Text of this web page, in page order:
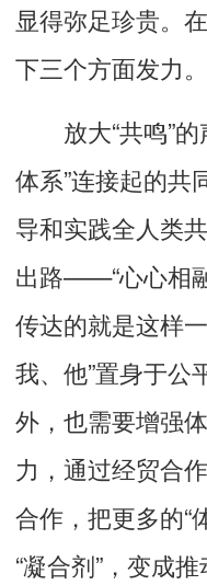
显得弥足珍贵。
下三个方面发力。
放大“共鸣”的
体系”连接起的共
导和实践全人类
出路——“心心相
传达的就是这样
我、他”置身于公
外，也需要增强
力，通过经贸合
合作，把更多的“
“凝合剂”，变成